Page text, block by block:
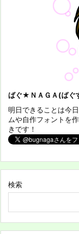
ばぐ★ＮＡＧＡ(ばぐ
明日できることは今
ムや自作フォントを
きです！
検索